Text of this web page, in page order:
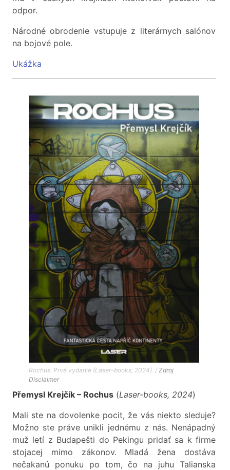
odpor.
Národné obrodenie vstupuje z literárnych salónov
na bojové pole.
Ukážka
Rochus. Prvé vydanie (Laser-books, 2024). / Zdroj
Disclaimer
Přemysl Krejčík – Rochus (Laser-books, 2024)
Mali ste na dovolenke pocit, že vás niekto sleduje?
Možno ste práve unikli jednému z nás. Nenápadný
muž letí z Budapešti do Pekingu pridať sa k firme
stojacej mimo zákonov. Mladá žena dostáva
nečakanú ponuku po tom, čo na juhu Talianska